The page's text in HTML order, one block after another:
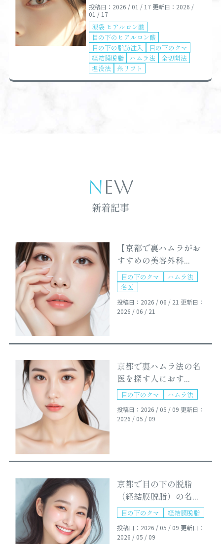
投稿日：2026 / 01 / 17 更新日：2026 /
01 / 17
涙袋 ヒアルロン酸
目の下のヒアルロン酸
目の下の脂肪注入
目の下のクマ
経結膜脱脂
ハムラ法
全切開法
埋没法
糸リフト
NEW
新着記事
【京都で裏ハムラがお
すすめの美容外科...
目の下のクマ
ハムラ法
名医
投稿日：2026 / 06 / 21 更新日：
2026 / 06 / 21
京都で裏ハムラ法の名
医を探す人におす...
目の下のクマ ハムラ法
投稿日：2026 / 05 / 09 更新日：
2026 / 05 / 09
京都で目の下の脱脂
（経結膜脱脂）の名...
目の下のクマ 経結膜脱脂
投稿日：2026 / 05 / 09 更新日：
2026 / 05 / 09